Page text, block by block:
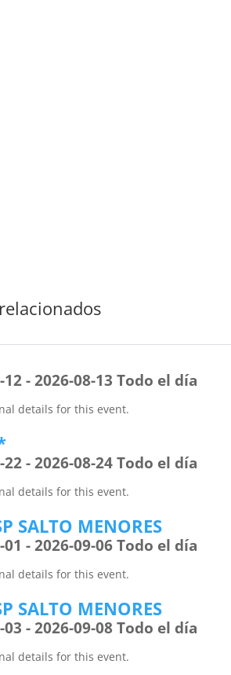
12 - 2026-08-13 Todo el día
details for this event.
22 - 2026-08-24 Todo el día
details for this event.
SALTO MENORES
01 - 2026-09-06 Todo el día
details for this event.
SALTO MENORES
03 - 2026-09-08 Todo el día
details for this event.